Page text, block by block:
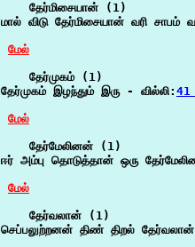
    தேர்மிசையான் (1)
மால் விடு தேர்மிசையான் வரி
மேல்
    தேர்முகம் (1)
தேர்முகம் இழந்தும் இரு - வில்லி: 41
மேல்
    தேர்மேலினன் (1)
ஈர் அம்பு தொடுத்தான் ஒரு
மேல்
    தேர்வலான் (1)
செப்பலுற்றனன் திண் திறல்